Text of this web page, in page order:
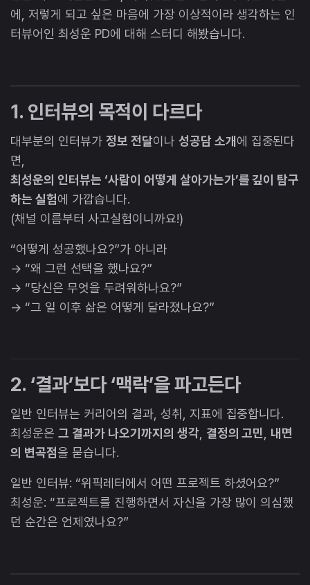
에, 저렇게 되고 싶은 마음에 가장 이상적이라 생각하는 인
터뷰어인 최성운 PD에 대해 스터디 해봤습니다.
1. 인터뷰의 목적이 다르다
대부분의 인터뷰가 정보 전달이나 성공담 소개에 집중된다
면,
최성운의 인터뷰는 ‘사람이 어떻게 살아가는가’를 깊이 탐구
하는 실험에 가깝습니다.
(채널 이름부터 사고실험이니까요!)
“어떻게 성공했나요?”가 아니라
→ “왜 그런 선택을 했나요?”
→ “당신은 무엇을 두려워하나요?”
→ “그 일 이후 삶은 어떻게 달라졌나요?”
2. ‘결과’보다 ‘맥락’을 파고든다
일반 인터뷰는 커리어의 결과, 성취, 지표에 집중합니다.
최성운은 그 결과가 나오기까지의 생각, 결정의 고민, 내면
의 변곡점을 묻습니다.
일반 인터뷰: “위픽레터에서 어떤 프로젝트 하셨어요?”
최성운: “프로젝트를 진행하면서 자신을 가장 많이 의심했
던 순간은 언제였나요?”